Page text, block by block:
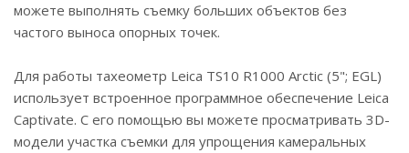
можете выполнять съемку больших объектов без
частого выноса опорных точек.
Для работы тахеометр Leica TS10 R1000 Arctic (5"; EGL)
использует встроенное программное обеспечение Leica
Captivate. С его помощью вы можете просматривать 3D-
модели участка съемки для упрощения камеральных